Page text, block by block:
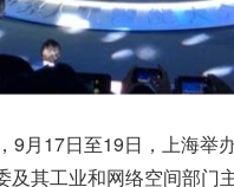
17日至19日，上海举
及其工业和网络空间部